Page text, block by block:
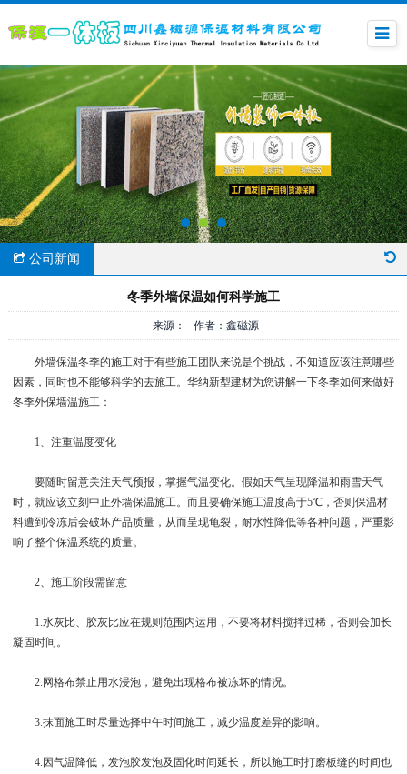
公司新闻
冬季外墙保温如何科学施工
来源： 作者：鑫磁源
外墙保温冬季的施工对于有些施工团队来说是个挑战，不知道应该注意哪些
因素，同时也不能够科学的去施工。华纳新型建材为您讲解一下冬季如何来做好
冬季外保墙温施工：
1、注重温度变化
要随时留意关注天气预报，掌握气温变化。假如天气呈现降温和雨雪天气
时，就应该立刻中止外墙保温施工。而且要确保施工温度高于5℃，否则保温材
料遭到冷冻后会破坏产品质量，从而呈现龟裂，耐水性降低等各种问题，严重影
响了整个保温系统的质量。
2、施工阶段需留意
1.水灰比、胶灰比应在规则范围内运用，不要将材料搅拌过稀，否则会加长
凝固时间。
2.网格布禁止用水浸泡，避免出现格布被冻坏的情况。
3.抹面施工时尽量选择中午时间施工，减少温度差异的影响。
4.因气温降低，发泡胶发泡及固化时间延长，所以施工时打磨板缝的时间也